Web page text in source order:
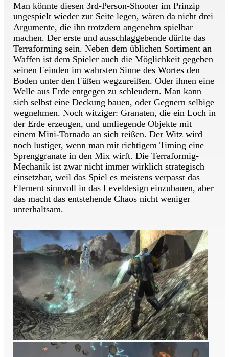
Man könnte diesen 3rd-Person-Shooter im Prinzip
ungespielt wieder zur Seite legen, wären da nicht drei
Argumente, die ihn trotzdem angenehm spielbar
machen. Der erste und ausschlaggebende dürfte das
Terraforming sein. Neben dem üblichen Sortiment an
Waffen ist dem Spieler auch die Möglichkeit gegeben
seinen Feinden im wahrsten Sinne des Wortes den
Boden unter den Füßen wegzureißen. Oder ihnen eine
Welle aus Erde entgegen zu schleudern. Man kann
sich selbst eine Deckung bauen, oder Gegnern selbige
wegnehmen. Noch witziger: Granaten, die ein Loch in
der Erde erzeugen, und umliegende Objekte mit
einem Mini-Tornado an sich reißen. Der Witz wird
noch lustiger, wenn man mit richtigem Timing eine
Sprenggranate in den Mix wirft. Die Terraformig-
Mechanik ist zwar nicht immer wirklich strategisch
einsetzbar, weil das Spiel es meistens verpasst das
Element sinnvoll in das Leveldesign einzubauen, aber
das macht das entstehende Chaos nicht weniger
unterhaltsam.